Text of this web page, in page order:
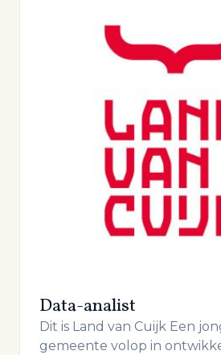
Data-analist
Dit is Land van Cuijk Een
gemeente volop in